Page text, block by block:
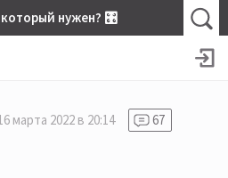
который нужен? 🎛
марта 2022 в 20:14
67